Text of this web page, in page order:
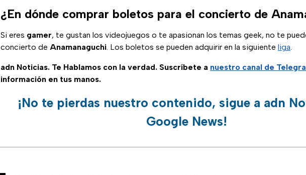
¿En dónde comprar boletos para el concierto de
Si eres gamer, te gustan los videojuegos o te apasionan los temas geek, no te
concierto de Anamanaguchi. Los boletos se pueden adquirir en la siguiente liga.
adn Noticias. Te Hablamos con la verdad. Suscríbete a nuestro canal de
información en tus manos.
¡No te pierdas nuestro contenido, sigue a adn
Google News!